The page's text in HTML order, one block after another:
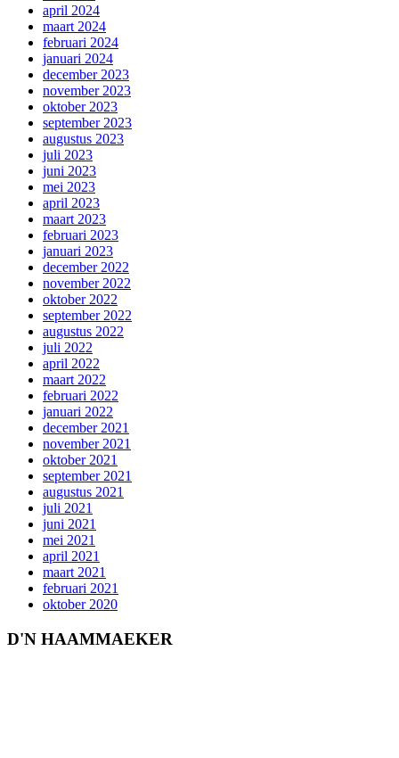
april 2024
maart 2024
februari 2024
januari 2024
december 2023
november 2023
oktober 2023
september 2023
augustus 2023
juli 2023
juni 2023
mei 2023
april 2023
maart 2023
februari 2023
januari 2023
december 2022
november 2022
oktober 2022
september 2022
augustus 2022
juli 2022
april 2022
maart 2022
februari 2022
januari 2022
december 2021
november 2021
oktober 2021
september 2021
augustus 2021
juli 2021
juni 2021
mei 2021
april 2021
maart 2021
februari 2021
oktober 2020
D'N HAAMMAEKER